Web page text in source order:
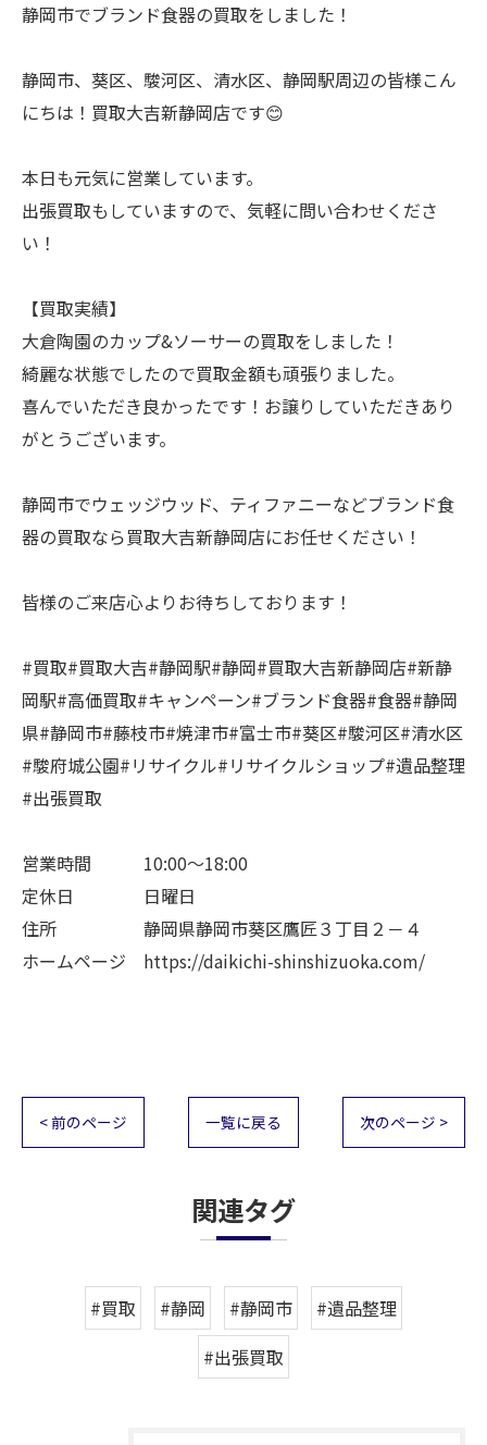
静岡市でブランド食器の買取をしました！
静岡市、葵区、駿河区、清水区、静岡駅周辺の皆様こん
にちは！買取大吉新静岡店です😊
本日も元気に営業しています。
出張買取もしていますので、気軽に問い合わせくださ
い！
【買取実績】
大倉陶園のカップ&ソーサーの買取をしました！
綺麗な状態でしたので買取金額も頑張りました。
喜んでいただき良かったです！お譲りしていただきあり
がとうございます。
静岡市でウェッジウッド、ティファニーなどブランド食
器の買取なら買取大吉新静岡店にお任せください！
皆様のご来店心よりお待ちしております！
#買取#買取大吉#静岡駅#静岡#買取大吉新静岡店#新静
岡駅#高価買取#キャンペーン#ブランド食器#食器#静岡
県#静岡市#藤枝市#焼津市#富士市#葵区#駿河区#清水区
#駿府城公園#リサイクル#リサイクルショップ#遺品整理
#出張買取
営業時間 10:00～18:00
定休日 日曜日
住所 静岡県静岡市葵区鷹匠３丁目２－４
ホームページ https://daikichi-shinshizuoka.com/
< 前のページ 一覧に戻る 次のページ >
関連タグ
#買取 #静岡 #静岡市
#遺品整理
#出張買取